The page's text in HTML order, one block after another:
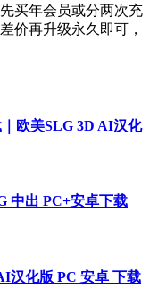
买年会员或分两次充
价再升级永久即可，
欧美SLG 3D AI汉化
中出 PC+安卓下载
汉化版 PC 安卓 下载